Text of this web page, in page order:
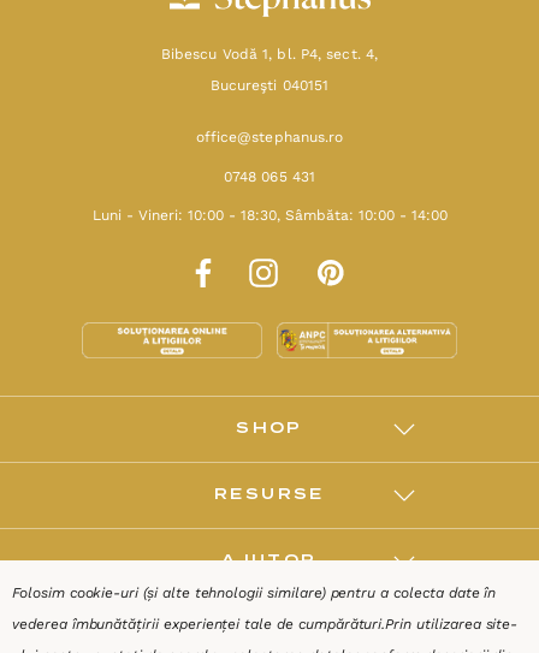
Bibescu Vodă 1, bl. P4, sect. 4,
Bucureşti 040151
office@stephanus.ro
0748 065 431
Luni - Vineri: 10:00 - 18:30, Sâmbăta: 10:00 - 14:00
SHOP
RESURSE
AJUTOR
DESPRE
Folosim cookie-uri (și alte tehnologii similare) pentru a colecta date în
vederea îmbunătățirii experienței tale de cumpărături.Prin utilizarea site-